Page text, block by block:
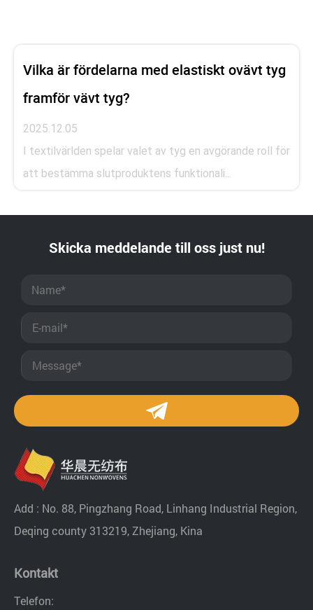
Vilka är fördelarna med elastiskt ovävt tyg
framför vävt tyg?
2025.12.05
I textilvärlden spelar valet av tyg en avgörande roll för
att bestämma slutproduktens funktionali...
Skicka meddelande till oss just nu!
Add : No. 88, Pingzhang Road, Linhang Industrial Region,
Deqing county 313219, Zhejiang, Kina
Kontakt
Telefon: